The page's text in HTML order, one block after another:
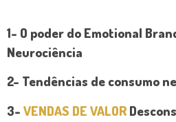
1- O poder do Emotional
Neurociência
2- Tendências de consumo
3- VENDAS DE VALOR